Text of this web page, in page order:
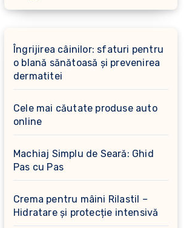
Îngrijirea câinilor: sfaturi pentru
o blană sănătoasă și prevenirea
dermatitei
Cele mai căutate produse auto
online
Machiaj Simplu de Seară: Ghid
Pas cu Pas
Crema pentru mâini Rilastil –
Hidratare și protecție intensivă